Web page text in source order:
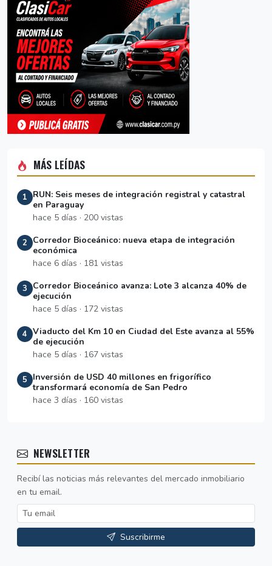
MÁS LEÍDAS
1
RUN: Seis meses de integración registral y catastral
en Paraguay
hace 5 días · 200 vistas
2
Corredor Bioceánico: nueva etapa de integración
económica
hace 6 días · 181 vistas
3
Corredor Bioceánico avanza: Lote 3 alcanza 40% de
ejecución
hace 5 días · 172 vistas
4 Viaducto del Km 10 en Ciudad del Este avanza al 55%
de ejecución
hace 5 días · 167 vistas
5
Inversión de USD 40 millones en frigorífico
transformará economía de San Pedro
hace 3 días · 160 vistas
NEWSLETTER
Recibí las noticias más relevantes del mercado inmobiliario
en tu email.
Suscribirme